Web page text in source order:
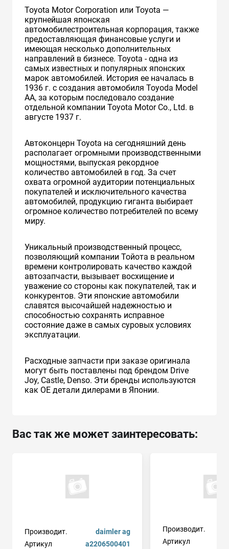
Toyota Motor Corporation или Toyota —
крупнейшая японская
автомобилестроительная корпорация, также
предоставляющая финансовые услуги и
имеющая несколько дополнительных
направлений в бизнесе. Toyota - одна из
самых известных и популярных японских
марок автомобилей. История ее началась в
1936 г. с создания автомобиля Toyoda Model
AA, за которым последовало создание
отдельной компании Toyota Motor Co., Ltd. в
августе 1937 г.
Автоконцерн Toyota на сегодняшний день
располагает огромными производственными
мощностями, выпуская рекордное
количество автомобилей в год. За счет
охвата огромной аудитории потенциальных
покупателей и исключительного качества
автомобилей, продукцию гиганта выбирает
огромное количество потребителей по всему
миру.
Уникальный производственный процесс,
позволяющий компании Тойота в реальном
времени контролировать качество каждой
автозапчасти, вызывает восхищение и
уважение со стороны как покупателей, так и
конкурентов. Эти японские автомобили
славятся высочайшей надежностью и
способностью сохранять исправное
состояние даже в самых суровых условиях
эксплуатации.
Расходные запчасти при заказе оригинала
могут быть поставлены под брендом Drive
Joy, Castle, Denso. Эти бренды используются
как ОЕ детали дилерами в Японии.
Вас так же может заинтересовать:
Производит.
daimler ag
Артикул
a2206500401
Производит.
Артикул